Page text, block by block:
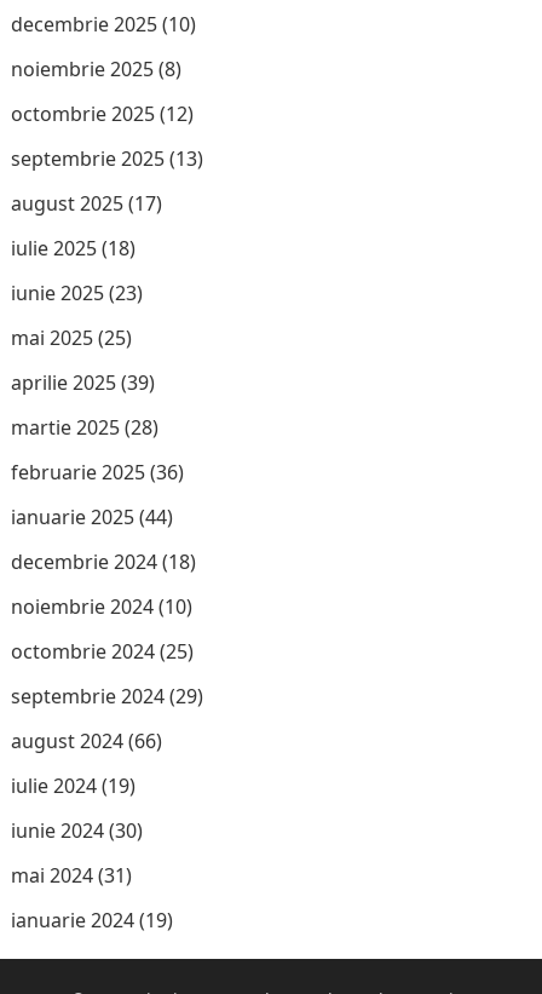
decembrie 2025(10)
noiembrie 2025(8)
octombrie 2025(12)
septembrie 2025(13)
august 2025(17)
iulie 2025(18)
iunie 2025(23)
mai 2025(25)
aprilie 2025(39)
martie 2025(28)
februarie 2025(36)
ianuarie 2025(44)
decembrie 2024(18)
noiembrie 2024(10)
octombrie 2024(25)
septembrie 2024(29)
august 2024(66)
iulie 2024(19)
iunie 2024(30)
mai 2024(31)
ianuarie 2024(19)